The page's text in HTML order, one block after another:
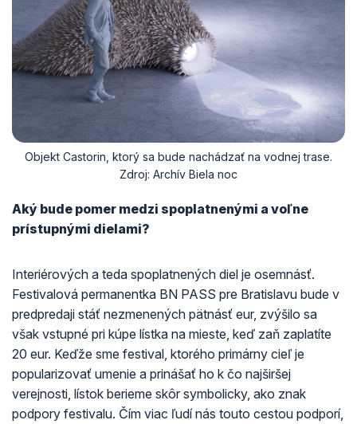
Objekt Castorin, ktorý sa bude nachádzať na vodnej trase.
Zdroj: Archív Biela noc
Aký bude pomer medzi spoplatnenými a voľne
prístupnými dielami?
Interiérových a teda spoplatnených diel je osemnásť.
Festivalová permanentka BN PASS pre Bratislavu bude v
predpredaji stáť nezmenených pätnásť eur, zvýšilo sa
však vstupné pri kúpe lístka na mieste, keď zaň zaplatíte
20 eur. Keďže sme festival, ktorého primárny cieľ je
popularizovať umenie a prinášať ho k čo najširšej
verejnosti, lístok berieme skôr symbolicky, ako znak
podpory festivalu. Čím viac ľudí nás touto cestou podporí,